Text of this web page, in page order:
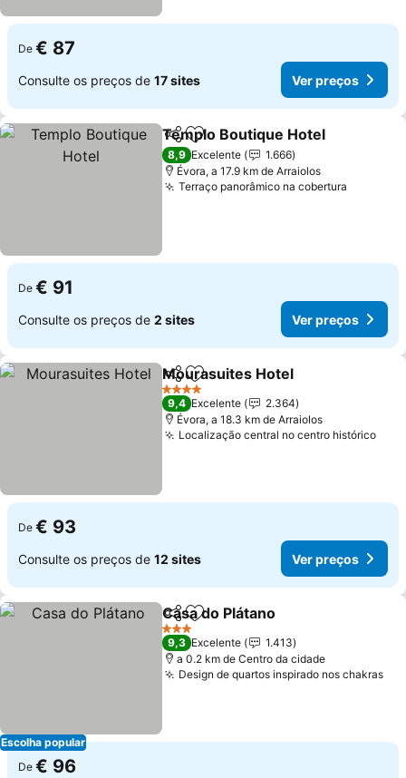
De € 87
Consulte os preços de 17 sites Ver preços
PartilharAdicionar aos favoritos
Templo Boutique Hotel
8,9 Excelente
1.666
Évora, a 17.9 km de Arraiolos
Terraço panorâmico na cobertura
De € 91
Consulte os preços de 2 sites Ver preços
PartilharAdicionar aos favoritos
Mourasuites Hotel
4 Estrelas
9,4 Excelente
2.364
Évora, a 18.3 km de Arraiolos
Localização central no centro histórico
De € 93
Consulte os preços de 12 sites Ver preços
Escolha popular
PartilharAdicionar aos favoritos
Casa do Plátano
3 Estrelas
9,3 Excelente
1.413
a 0.2 km de Centro da cidade
Design de quartos inspirado nos chakras
De € 96